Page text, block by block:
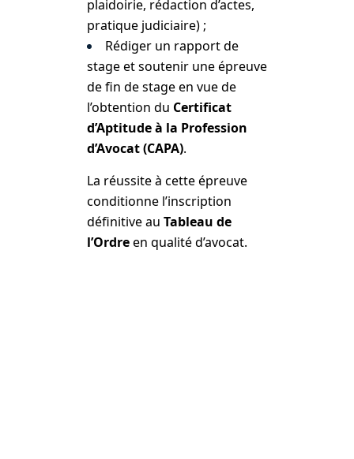
plaidoirie, rédaction d’actes,
pratique judiciaire) ;
Rédiger un rapport de
stage et soutenir une épreuve
de fin de stage en vue de
l’obtention du Certificat
d’Aptitude à la Profession
d’Avocat (CAPA).
La réussite à cette épreuve
conditionne l’inscription
définitive au Tableau de
l’Ordreen qualité d’avocat.